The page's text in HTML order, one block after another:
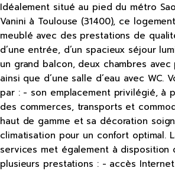
Idéalement situé au pied du métro
Vanini à Toulouse (31400), ce
meublé avec des prestations de
d’une entrée, d’un spacieux séjour
un grand balcon, deux chambres
ainsi que d’une salle d’eau avec WC.
par : - son emplacement privilégié, à
des commerces, transports et
haut de gamme et sa décoration
climatisation pour un confort optimal.
services met également à disposition
plusieurs prestations : - accès